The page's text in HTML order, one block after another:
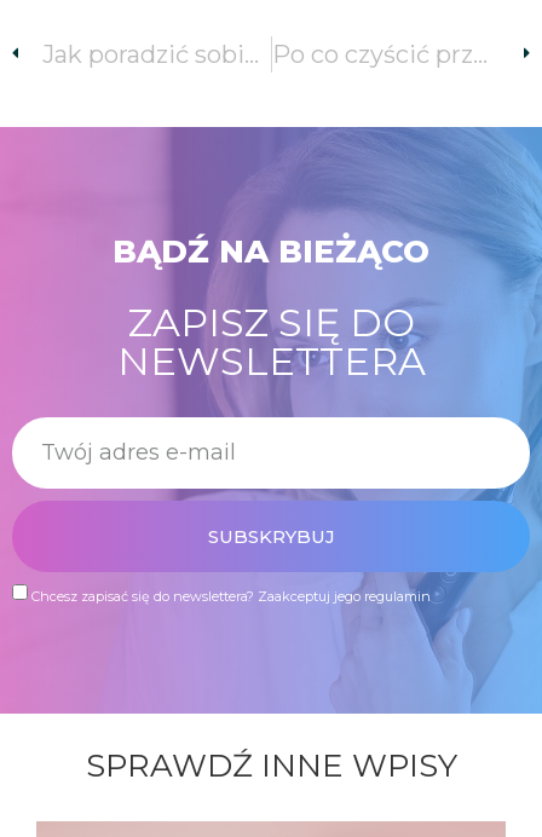
Jak poradzić sobie z bólem dziąseł? Po co czyścić przestrzenie międzyzębowe?
BĄDŹ NA BIEŻĄCO
ZAPISZ SIĘ DO
NEWSLETTERA
Chcesz zapisać się do newslettera? Zaakceptuj jego regulamin
SUBSKRYBUJ
SPRAWDŹ INNE WPISY